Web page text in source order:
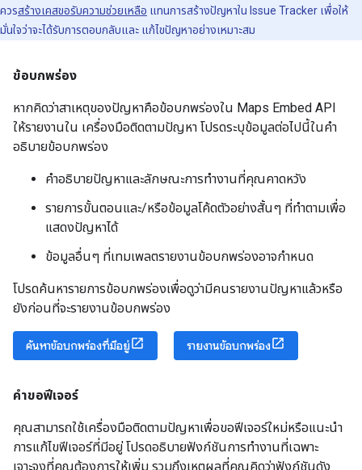
ควรสร้างเคสขอรับความช่วยเหลือ แทนการสร้างปัญหาใน Issue Tracker เพื่อให้
มั่นใจว่าจะได้รับการตอบกลับและ แก้ไขปัญหาอย่างเหมาะสม
ข้อบกพร่อง
หากคิดว่าสาเหตุของปัญหาคือข้อบกพร่องใน Maps Embed API
ให้รายงานใน เครื่องมือติดตามปัญหา โปรดระบุข้อมูลต่อไปนี้ในคำ
อธิบายข้อบกพร่อง
คำอธิบายปัญหาและลักษณะการทำงานที่คุณคาดหวัง
รายการขั้นตอนและ/หรือข้อมูลโค้ดตัวอย่างสั้นๆ ที่ทำตามเพื่อ
แสดงปัญหาได้
ข้อมูลอื่นๆ ที่เทมเพลตรายงานข้อบกพร่องอาจกำหนด
โปรดค้นหารายการข้อบกพร่องเพื่อดูว่ามีคนรายงานปัญหาแล้วหรือ
ยังก่อนที่จะรายงานข้อบกพร่อง
ค้นหาข้อบกพร่องที่มีอยู่ รายงานข้อบกพร่อง
คำขอฟีเจอร์
คุณสามารถใช้เครื่องมือติดตามปัญหาเพื่อขอฟีเจอร์ใหม่หรือแนะนำ
การแก้ไขฟีเจอร์ที่มีอยู่ โปรดอธิบายฟังก์ชันการทำงานที่เฉพาะ
เจาะจงที่คุณต้องการให้เพิ่ม รวมถึงเหตุผลที่คุณคิดว่าฟังก์ชันดัง